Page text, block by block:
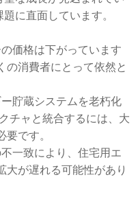
に直面しています。
価格は下がっています
の消費者にとって依然と
貯蔵システムを老朽化
チャと統合するには、大
要です。
一致により、住宅用エ
大が遅れる可能性があり